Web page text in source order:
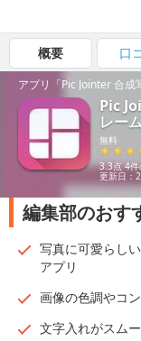
概要 口
アプリ「Pic Jointer 合成
Pic
レー
無料
3.3点 4件
更新日：
編集部のおす
写真に可愛らし
アプリ
画像の色調やコ
文字入れがスム